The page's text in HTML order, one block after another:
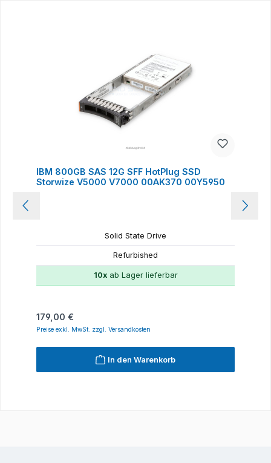
IBM 800GB SAS 12G SFF HotPlug SSD
Storwize V5000 V7000 00AK370 00Y5950
Solid State Drive
Refurbished
10xab Lager lieferbar
Regulärer Preis:
179,00 €
Preise exkl. MwSt. zzgl. Versandkosten
In den Warenkorb